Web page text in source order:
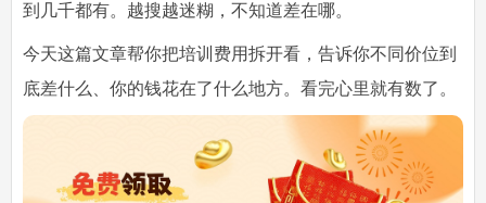
到几千都有。越搜越迷糊，不知道差在哪。
今天这篇文章帮你把培训费用拆开看，告诉你不同价位到
底差什么、你的钱花在了什么地方。看完心里就有数了。